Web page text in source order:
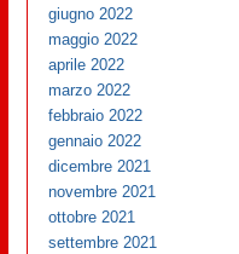
giugno 2022
maggio 2022
aprile 2022
marzo 2022
febbraio 2022
gennaio 2022
dicembre 2021
novembre 2021
ottobre 2021
settembre 2021